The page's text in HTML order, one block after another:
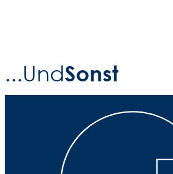
...UndSonst